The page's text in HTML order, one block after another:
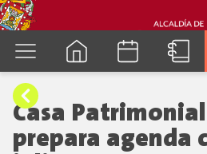
Casa
prepara agenda